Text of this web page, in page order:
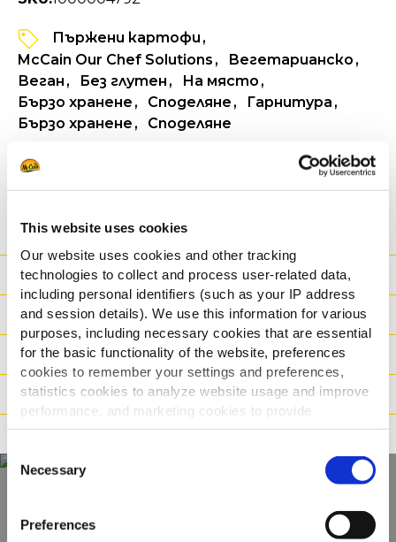
This website uses cookies
Our website uses cookies and other tracking
technologies to collect and process user-related data,
including personal identifiers (such as your IP address
and session details). We use this information for various
purposes, including necessary cookies that are essential
for the basic functionality of the website, preferences
cookies to remember your settings and preferences,
statistics cookies to analyze website usage and improve
performance, and marketing cookies to provide
personalized content and advertising.
By clicking 'Allow all cookies', you consent to the use of
all cookies. If you'd like to customize your preferences,
'Allow selection.'
Consent
Selection
Necessary
Preferences
Пържени картофи
McCain Our Chef Solutions
Вегетарианско
Веган
Без глутен
На място
Бързо хранене
Споделяне
Гарнитура
Бързо хранене
Споделяне
ВИЖТЕ ИНФОРМАЦИЯ ЗА ПРОДУКТА
Хранителна Стойност
Съставки
Тегло/ логистика
Начин на приготвяне
Характеристики
Открийте нашата